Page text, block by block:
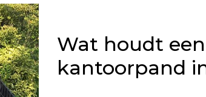
Wat houdt
kantoorpand